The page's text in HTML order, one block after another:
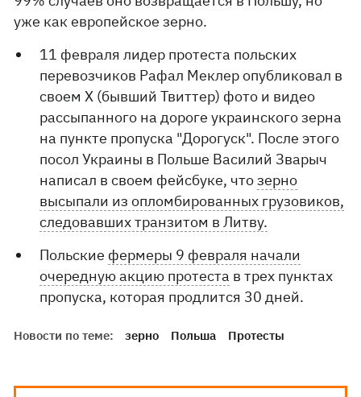
уже как европейское зерно.
11 февраля лидер протеста польских
перевозчиков Рафал Меклер опубликовал в
своем Х (бывший Твиттер) фото и видео
рассыпанного на дороге украинского зерна
на пункте пропуска "Дорогуск". После этого
посол Украины в Польше Василий Зварыч
написал в своем фейсбуке, чтозерно
высыпали из опломбированных грузовиков,
следовавших транзитом в Литву.
Польские фермеры 9 февраля начали
очередную акцию протеста в трех пунктах
пропуска, которая продлится 30 дней.
Новости по теме: зерно Польша Протесты